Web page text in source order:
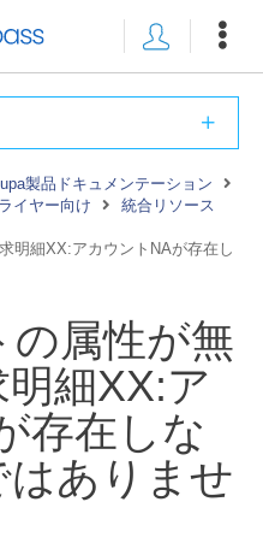
製品ドキュメンテーション
イヤー向け
統合リソース
明細XX:アカウントNAが存在し
の属性が無
細XX:ア
存在しな
ありませ